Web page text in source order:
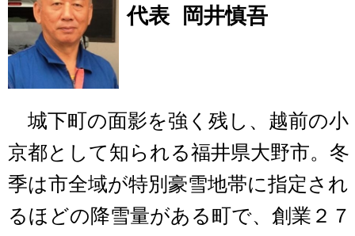
代表 岡井慎吾
城下町の面影を強く残し、越前の小
京都として知られる福井県大野市。冬
季は市全域が特別豪雪地帯に指定され
るほどの降雪量がある町で、創業２７